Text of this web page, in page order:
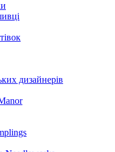
дизайнерів